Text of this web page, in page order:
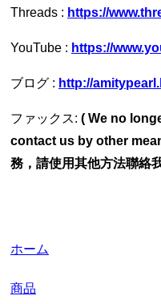
threads : https://
YouTube : https://
ブログ : http://
ファックス: ( We no
contact us by other
務，請使用其他方法聯絡
ホーム
商品